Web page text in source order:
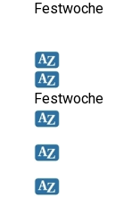
Festwoche
Festwoche